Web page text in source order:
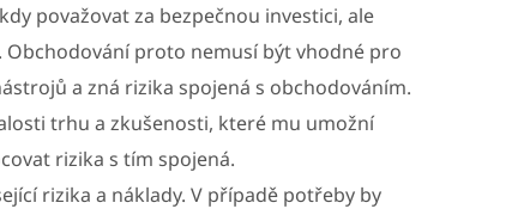
považovat za bezpečnou investici, ale
Obchodování proto nemusí být vhodné pro
a zná rizika spojená s obchodováním.
trhu a zkušenosti, které mu umožní
rizika s tím spojená.
rizika a náklady. V případě potřeby by